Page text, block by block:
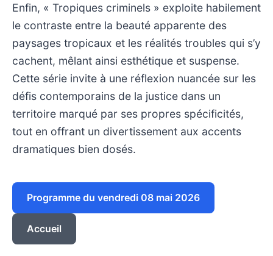
Enfin, « Tropiques criminels » exploite habilement
le contraste entre la beauté apparente des
paysages tropicaux et les réalités troubles qui s’y
cachent, mêlant ainsi esthétique et suspense.
Cette série invite à une réflexion nuancée sur les
défis contemporains de la justice dans un
territoire marqué par ses propres spécificités,
tout en offrant un divertissement aux accents
dramatiques bien dosés.
Programme du vendredi 08 mai 2026
Accueil